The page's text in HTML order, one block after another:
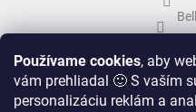
Používame cookies, aby
vám prehliadal 🙂 S vaším
personalizáciu reklám a